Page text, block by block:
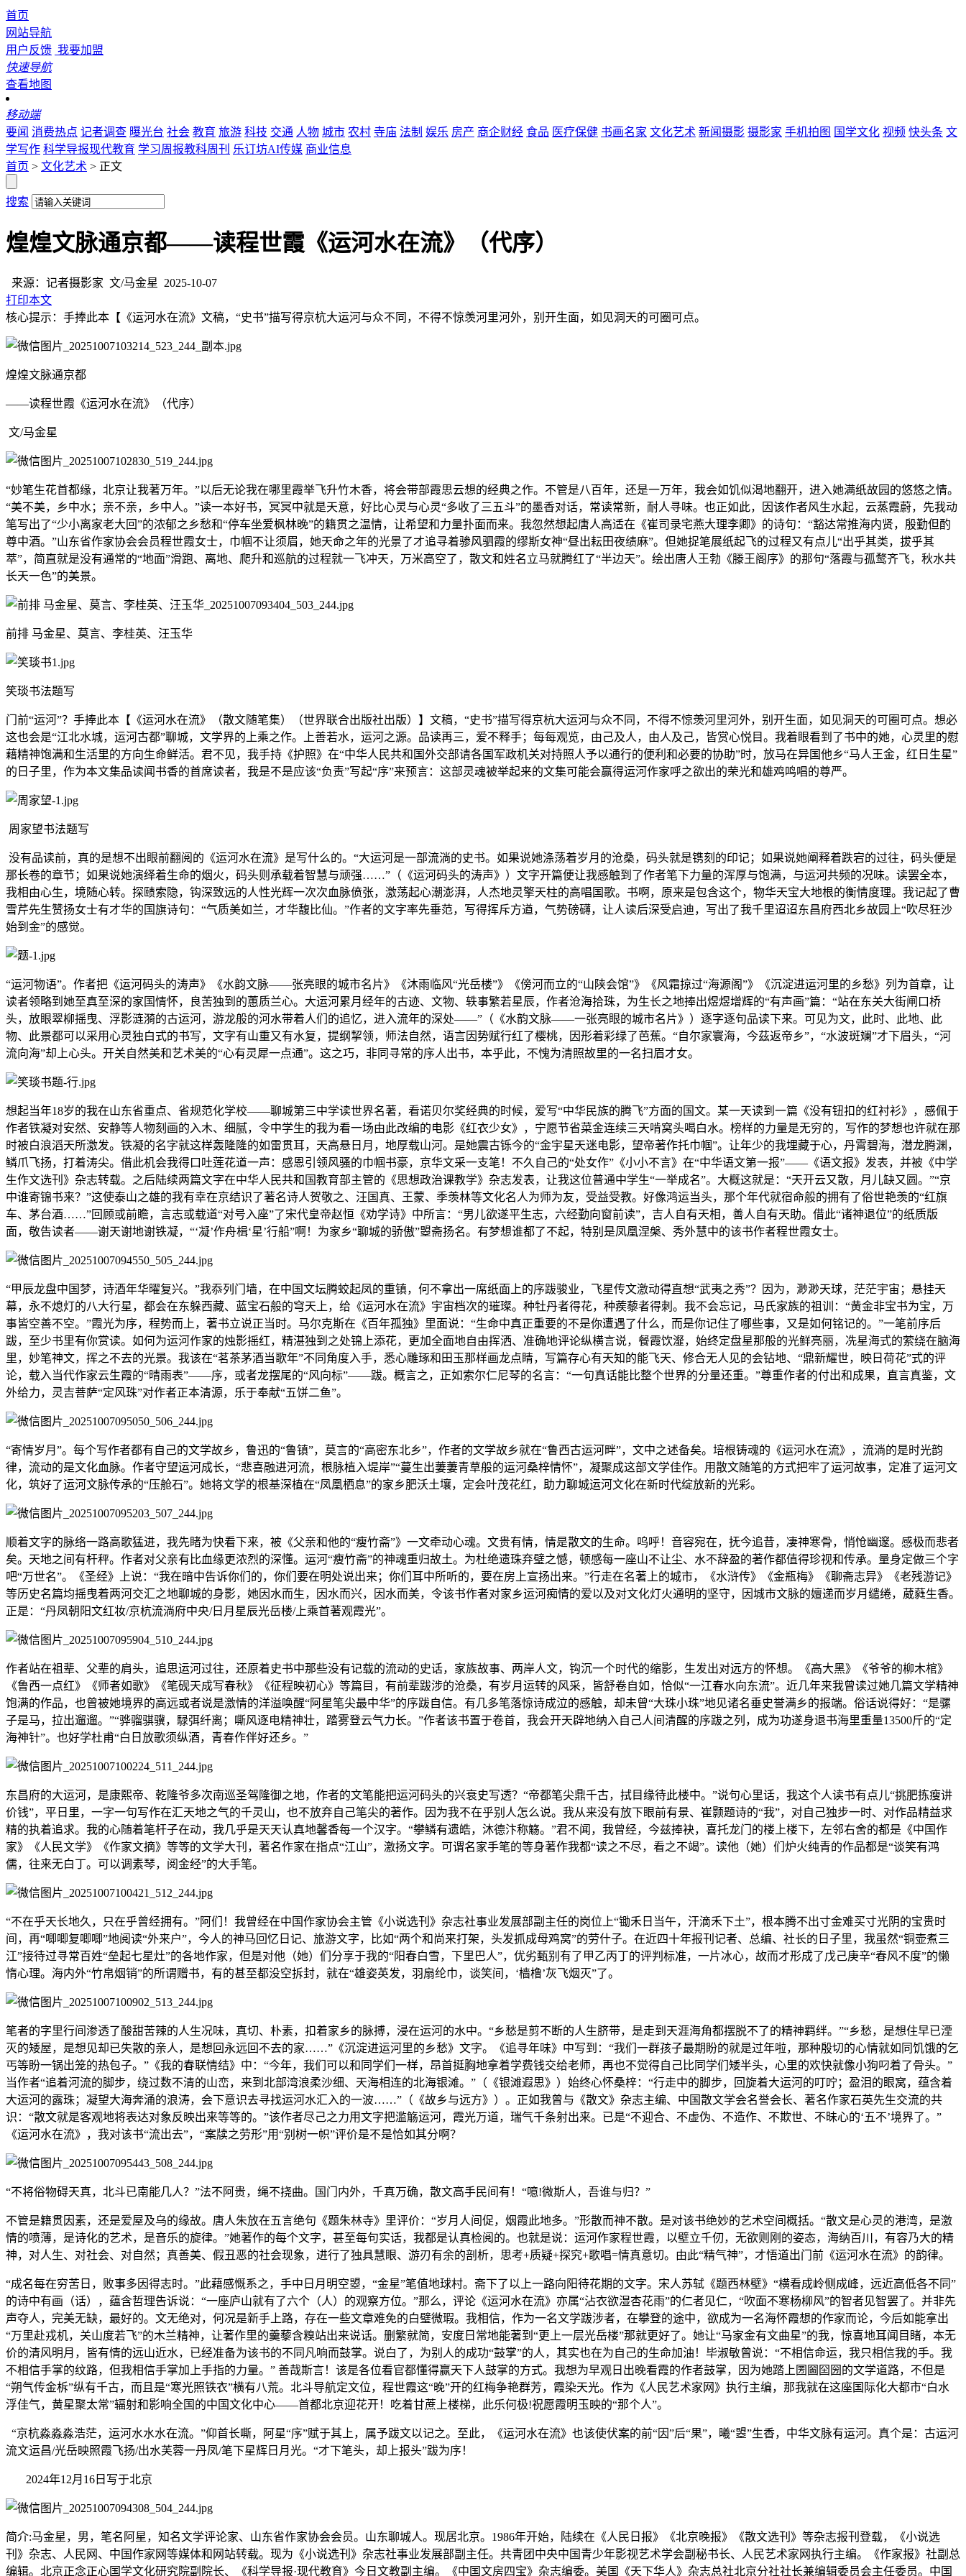
首页
网站导航
用户反馈 我要加盟
快速导航
查看地图
移动端
要闻 消费热点 记者调查 曝光台 社会 教育 旅游 科技 交通 人物 城市 农村 寺庙 法制 娱乐 房产 商企财经 食品 医疗保健 书画名家 文化艺术 新闻摄影 摄影家 手机拍图 国学文化 视频 快头条 文
学写作 科学导报现代教育 学习周报教科周刊 乐订坊AI传媒 商业信息
首页 > 文化艺术 > 正文
搜索
煌煌文脉通京都——读程世霞《运河水在流》（代序）
来源：记者摄影家 文/马金星
2025-10-07
打印本文
核心提示：手捧此本【《运河水在流》文稿，“史书”描写得京杭大运河与众不同，不得不惊羡河里河外，别开生面，如见洞天的可圈可点。
煌煌文脉通京都
——读程世霞《运河水在流》（代序）
文/马金星
“妙笔生花首都缘，北京让我著万年。”以后无论我在哪里霞举飞升竹木香，将会带部霞思云想的经典之作。不管是八百年，还是一万年，我会如饥似渴地翻开，进入她满纸故园的悠悠之情。
“美不美，乡中水；亲不亲，乡中人。”读一本好书，冥冥中就是天意，好比心灵与心灵“多收了三五斗”的墨香对话，常读常新，耐人寻味。也正如此，因该作者风生水起，云蒸霞蔚，先我动
笔写出了“少小离家老大回”的浓郁之乡愁和“停车坐爱枫林晚”的籍贯之温情，让希望和力量扑面而来。我忽然想起唐人高适在《崔司录宅燕大理李卿》的诗句：“豁达常推海内贤，殷勤但酌
尊中酒。”山东省作家协会会员程世霞女士，巾帼不让须眉，她天命之年的光景了才追寻着骖风驷霞的缪斯女神“昼出耘田夜绩麻”。但她捉笔展纸起飞的过程又有点儿“出乎其类，拔乎其
萃”，简直就是没有通常的“地面”滑跑、离地、爬升和巡航的过程就一飞冲天，万米高空了，散文和姓名立马就腾红了“半边天”。绘出唐人王勃《滕王阁序》的那句“落霞与孤鹜齐飞，秋水共
长天一色”的美景。
前排 马金星、莫言、李桂英、汪玉华
笑琰书法题写
门前“运河”？手捧此本【《运河水在流》（散文随笔集）（世界联合出版社出版）】文稿，“史书”描写得京杭大运河与众不同，不得不惊羡河里河外，别开生面，如见洞天的可圈可点。想必
这也会是“江北水城，运河古都”聊城，文学界的上乘之作。上善若水，运河之源。品读再三，爱不释手；每每观览，由己及人，由人及己，皆赏心悦目。我着眼看到了书中的她，心灵里的慰
藉精神饱满和生活里的方向生命鲜活。君不见，我手持《护照》在“中华人民共和国外交部请各国军政机关对持照人予以通行的便利和必要的协助”时，放马在异国他乡“马人王金，红日生星”
的日子里，作为本文集品读闻书香的首席读者，我是不是应该“负责”写起“序”来预言：这部灵魂被举起来的文集可能会赢得运河作家呼之欲出的荣光和雄鸡鸣唱的尊严。
周家望书法题写
没有品读前，真的是想不出眼前翻阅的《运河水在流》是写什么的。“大运河是一部流淌的史书。如果说她涤荡着岁月的沧桑，码头就是镌刻的印记；如果说她阐释着跌宕的过往，码头便是
那长卷的章节；如果说她演绎着生命的烟火，码头则承载着智慧与顽强……”（《运河码头的涛声》）文字开篇便让我感触到了作者笔下力量的浑厚与饱满，与运河共频的况味。读罢全本，
我相由心生，境随心转。探赜索隐，钩深致远的人性光辉一次次血脉偾张，激荡起心潮澎湃，人杰地灵擎天柱的高唱国歌。书啊，原来是包含这个，物华天宝大地根的衡情度理。我记起了曹
雪芹先生赞扬女士有才华的国旗诗句：“气质美如兰，才华馥比仙。”作者的文字率先垂范，写得挥斥方遒，气势磅礴，让人读后深受启迪，写出了我千里迢迢东昌府西北乡故园上“吹尽狂沙
始到金”的感觉。
“运河物语”。作者把《运河码头的涛声》《水韵文脉——张亮眼的城市名片》《沐雨临风“光岳楼”》《傍河而立的“山陕会馆”》《风霜掠过“海源阁”》《沉淀进运河里的乡愁》列为首章，让
读者领略到她至真至深的家国情怀，良苦独到的蕙质兰心。大运河累月经年的古迹、文物、轶事繁若星辰，作者沧海拾珠，为生长之地捧出煜煜增辉的“有声画”篇：“站在东关大街闸口桥
头，放眼翠柳摇曳、浮影涟漪的古运河，游龙般的河水带着人们的追忆，进入流年的深处——”（《水韵文脉——一张亮眼的城市名片》）逐字逐句品读下来。可见为文，此时、此地、此
物、此景都可以采用心灵独白式的书写，文字有山重又有水复，提纲挈领，师法自然，语言因势赋行红了樱桃，因形着彩绿了芭蕉。“自尔家寰海，今茲返帝乡”，“水波斑斓”才下眉头，“河
流向海”却上心头。开关自然美和艺术美的“心有灵犀一点通”。这之巧，非同寻常的序人出书，本乎此，不愧为清照故里的一名扫眉才女。
想起当年18岁的我在山东省重点、省规范化学校——聊城第三中学读世界名著，看诺贝尔奖经典的时候，爱写“中华民族的腾飞”方面的国文。某一天读到一篇《没有钮扣的红衬衫》，感佩于
作者铁凝对安然、安静等人物刻画的入木、细腻，令中学生的我为看一场由此改编的电影《红衣少女》，宁愿节省菜金连续三天啃窝头喝白水。榜样的力量是无穷的，写作的梦想也许就在那
时被白浪滔天所激发。铁凝的名字就这样轰隆隆的如雷贯耳，天高悬日月，地厚载山河。是她震古铄今的“金宇星天迷电影，望帝著作托巾帼”。让年少的我埋藏于心，丹霄碧海，潜龙腾渊，
鳞爪飞扬，打着涛尖。借此机会我得口吐莲花道一声：感恩引领风骚的巾帼书豪，京华文采一支笔！不久自己的“处女作”《小小不言》在“中华语文第一报”——《语文报》发表，并被《中学
生作文选刊》杂志转载。之后陆续两篇文字在中华人民共和国教育部主管的《思想政治课教学》杂志发表，让我这位普通中学生“一举成名”。大概这就是：“天开云又散，月儿缺又圆。”“京
中谁寄锦书来？”这使泰山之雄的我有幸在京结识了著名诗人贺敬之、汪国真、王蒙、季羡林等文化名人为师为友，受益受教。好像鸿运当头，那个年代就宿命般的拥有了俗世艳羡的“红旗
车、茅台酒……”回顾或前瞻，言志或载道“对号入座”了宋代皇帝赵恒《劝学诗》中所言：“男儿欲遂平生志，六经勤向窗前读”，吉人自有天相，善人自有天助。借此“诸神退位”的纸质版
面，敬告读者——谢天谢地谢铁凝，“‘凝’作舟楫‘星’行船”啊！为家乡“聊城的骄傲”曌斋扬名。有梦想谁都了不起，特别是凤凰涅槃、秀外慧中的该书作者程世霞女士。
“甲辰龙盘中国梦，诗酒年华曜复兴。”我忝列门墙，在中国文坛腾蛟起凤的重镇，何不拿出一席纸面上的序跋骏业，飞星传文激动得直想“武夷之秀”？因为，渺渺天球，茫茫宇宙；悬挂天
幕，永不熄灯的八大行星，都会在东躲西藏、蓝宝石般的穹天上，给《运河水在流》宇宙档次的璀璨。种牡丹者得花，种蒺藜者得刺。我不会忘记，马氏家族的祖训：“黄金非宝书为宝，万
事皆空善不空。”霞光为序，程势而上，著书立说正当时。马尔克斯在《百年孤独》里面说：“生命中真正重要的不是你遭遇了什么，而是你记住了哪些事，又是如何铭记的。”一笔前序后
跋，至少书里有你赏读。如何为运河作家的烛影摇红，精湛独到之处锦上添花，更加全面地自由挥洒、准确地评论纵横言说，餐霞饮瀣，始终定盘星那般的光鲜亮丽，冼星海式的萦绕在脑海
里，妙笔神文，挥之不去的光景。我该在“茗茶茅酒当歌年”不同角度入手，悉心雕琢和田玉那样画龙点睛，写篇存心有天知的能飞天、修合无人见的会钻地、“鼎新耀世，映日荷花”式的评
论，载入当代作家云生霞的“晴雨表”——序，或者龙摆尾的“风向标”——跋。概言之，正如索尔仁尼琴的名言：“一句真话能比整个世界的分量还重。”尊重作者的付出和成果，直言真鉴，文
外给力，灵吉菩萨“定风珠”对作者正本清源，乐于奉献“五饼二鱼”。
“寄情岁月”。每个写作者都有自己的文学故乡，鲁迅的“鲁镇”，莫言的“高密东北乡”，作者的文学故乡就在“鲁西古运河畔”，文中之述备矣。培根铸魂的《运河水在流》，流淌的是时光韵
律，流动的是文化血脉。作者守望运河成长，“悲喜融进河流，根脉植入堤岸”“蔓生出萋萋青草般的运河桑梓情怀”，凝聚成这部文学佳作。用散文随笔的方式把牢了运河故事，定准了运河文
化，筑好了运河文脉传承的“压舱石”。她将文学的根基深植在“凤凰栖息”的家乡肥沃土壤，定会叶茂花红，助力聊城运河文化在新时代绽放新的光彩。
顺着文字的脉络一路高歌猛进，我先睹为快看下来，被《父亲和他的“瘦竹斋”》一文牵动心魂。文贵有情，情是散文的生命。呜呼！音容宛在，抚今追昔，凄神寒骨，悄怆幽邃。感极而悲者
矣。天地之间有杆秤。作者对父亲有比血缘更浓烈的深懂。运河“瘦竹斋”的神魂重归故土。为杜绝遗珠弃璧之憾，顿感每一座山不让尘、水不辞盈的著作都值得珍视和传承。量身定做三个字
吧“万世名”。《圣经》上说：“我在暗中告诉你们的，你们要在明处说出来；你们耳中所听的，要在房上宣扬出来。”行走在名著上的城市，《水浒传》《金瓶梅》《聊斋志异》《老残游记》
等历史名篇均摇曳着两河交汇之地聊城的身影，她因水而生，因水而兴，因水而美，令该书作者对家乡运河痴情的爱以及对文化灯火通明的坚守，因城市文脉的嬗递而岁月缱绻，葳蕤生香。
正是：“丹凤朝阳文红妆/京杭流淌府中央/日月星辰光岳楼/上乘首著观霞光”。
作者站在祖辈、父辈的肩头，追思运河过往，还原着史书中那些没有记载的流动的史话，家族故事、两岸人文，钩沉一个时代的缩影，生发出对远方的怀想。《高大黑》《爷爷的柳木棺》
《鲁西一点红》《师者如歌》《笔砚天成写春秋》《征程映初心》等篇目，有前辈跋涉的沧桑，有岁月运转的风采，皆舒卷自如，恰似“一江春水向东流”。近几年来我曾读过她几篇文学精神
饱满的作品，也曾被她境界的高远或者说是激情的洋溢唤醒“阿星笔尖最中华”的序跋自信。有几多笔落惊诗成泣的感触，却未曾“大珠小珠”地见诸名垂史誉满乡的报端。俗话说得好：“是骡
子是马，拉出遛遛。”“骅骝骐骥，騄弭纤离；嘶风逐电精神壮，踏雾登云气力长。”作者该书置于卷首，我会开天辟地纳入自己人间清醒的序跋之列，成为功遂身退书海里重量13500斤的“定
海神针”。也好学杜甫“白日放歌须纵酒，青春作伴好还乡。”
东昌府的大运河，是康熙帝、乾隆爷多次南巡圣驾隆御之地，作者的文笔能把运河码头的兴衰史写透？“帝都笔尖鼎千古，拭目缘待此楼中。”说句心里话，我这个人读书有点儿“挑肥拣瘦讲
价钱”，平日里，一字一句写作在汇天地之气的千灵山，也不放弃自己笔尖的著作。因为我不在乎别人怎么说。我从来没有放下眼前有景、崔颢题诗的“我”，对自己独步一时、对作品精益求
精的执着追求。我的心随着笔杆子在动，我几乎是天天认真地馨香每一个汉字。“攀鳞有遗皓，沐德汴称觞。”君不闻，我曾经，今兹捧袂，喜托龙门的楼上楼下，左邻右舍的都是《中国作
家》《人民文学》《作家文摘》等等的文学大刊，著名作家在指点“江山”，激扬文字。可谓名家手笔的等身著作我都“读之不尽，看之不竭”。读他（她）们炉火纯青的作品都是“谈笑有鸿
儒，往来无白丁。可以调素琴，阅金经”的大手笔。
“不在乎天长地久，只在乎曾经拥有。”阿们！我曾经在中国作家协会主管《小说选刊》杂志社事业发展部副主任的岗位上“锄禾日当午，汗滴禾下土”，根本腾不出寸金难买寸光阴的宝贵时
间，再“唧唧复唧唧”地阅读“外来户”，今人的神马回忆日记、旅游文字，比如“两个和尚来打架，头发抓成母鸡窝”的劳什子。在近四十年报刊记者、总编、社长的日子里，我虽然“铜壶煮三
江”接待过寻常百姓“垒起七星灶”的各地作家，但是对他（她）们分享于我的“阳春白雪，下里巴人”，优劣甄别有了甲乙丙丁的评判标准，一片冰心，故而才形成了戊己庚辛“春风不度”的懒
惰心理。海内外“竹帛烟销”的所谓赠书，有的甚至都没空拆封，就在“雄姿英发，羽扇纶巾，谈笑间，‘樯橹’灰飞烟灭”了。
笔者的字里行间渗透了酸甜苦辣的人生况味，真切、朴素，扣着家乡的脉搏，浸在运河的水中。“乡愁是剪不断的人生脐带，是走到天涯海角都摆脱不了的精神羁绊。”“乡愁，是想住早已湮
灭的矮屋，是想见却已失散的亲人，是想回永远回不去的家……”《沉淀进运河里的乡愁》文字。《追寻年味》中写到：“我们一群孩子最期盼的就是过年啦，那种殷切的心情就如同饥饿的乞
丐等盼一锅出笼的热包子。”《我的春联情结》中：“今年，我们可以和同学们一样，昂首挺胸地拿着学费钱交给老师，再也不觉得自己比同学们矮半头，心里的欢快就像小狗叼着了骨头。”
当作者“追着河流的脚步，绕过数不清的山峦，来到北部湾浪柔沙细、天海相连的北海银滩。”（《银滩遐思》）始终心怀桑梓：“行走中的脚步，回旋着大运河的叮咛；盈泪的眼窝，蕴含着
大运河的露珠；凝望大海奔涌的浪涛，会下意识去寻找运河水汇入的一波……”（《故乡与远方》）。正如我曾与《散文》杂志主编、中国散文学会名誉会长、著名作家石英先生交流的共
识：“散文就是客观地将表达对象反映出来等等的。”该作者尽己之力用文字把滥觞运河，霞光万道，瑞气千条射出来。已是“不迎合、不虚伪、不造作、不欺世、不昧心的‘五不’境界了。”
《运河水在流》，我对该书“流出去”，“案牍之劳形”用“别树一帜”评价是不是恰如其分啊？
“不将俗物碍天真，北斗已南能几人？”法不阿贵，绳不挠曲。国门内外，千真万确，散文高手民间有！“噫!微斯人，吾谁与归？”
不管是籍贯因素，还是爱屋及乌的缘故。唐人朱放在五言绝句《题朱林寺》里评价：“岁月人间促，烟霞此地多。”形散而神不散。是对该书绝妙的艺术空间概括。“散文是心灵的港湾，是激
情的喷薄，是诗化的艺术，是音乐的旋律。”她著作的每个文字，甚至每句实话，我都是认真检阅的。也就是说：运河作家程世霞，以壁立千仞，无欲则刚的姿态，海纳百川，有容乃大的精
神，对人生、对社会、对自然；真善美、假丑恶的社会现象，进行了独具慧眼、游刃有余的剖析，思考+质疑+探究+歌唱=情真意切。由此“精气神”，才悟道出门前《运河水在流》的韵律。
“成名每在穷苦日，败事多因得志时。”此藉感慨系之，手中日月明空曌，“金星”笔值地球村。斋下了以上一路向阳待花期的文字。宋人苏轼《题西林壁》“横看成岭侧成峰，远近高低各不同”
的诗中有画（话），蕴含哲理告诉说：“一座庐山就有了六个（人）的观察方位。”那么，评论《运河水在流》亦属“沾衣欲湿杏花雨”的仁者见仁，“吹面不寒杨柳风”的智者见智罢了。并非先
声夺人，完美无缺，最好的。文无绝对，何况是新手上路，存在一些文章难免的白璧微瑕。我相信，作为一名文学跋涉者，在攀登的途中，欲成为一名海怀霞想的作家而论，今后如能拿出
“万里赴戎机，关山度若飞”的木兰精神，让著作里的羹藜含糗站出来说话。删繁就简，安度日常地能著到“更上一层光岳楼”那就更好了。她让“马家金有文曲星”的我，惊喜地耳闻目睹，本无
价的清风明月，皆有情的远山近水，已经准备为该书的不同凡响而鼓掌。说白了，为别人的成功“鼓掌”的人，其实也在为自己的生命加油！毕淑敏曾说：“不相信命运，我只相信我的手。我
不相信手掌的纹路，但我相信手掌加上手指的力量。” 善哉斯言！该是各位看官都懂得赢天下人鼓掌的方式。我想为早观日出晚看霞的作者鼓掌，因为她踏上圐圙囶圀的文学道路，不但是
“朔气传金柝”纵有千古，而且是“寒光照铁衣”横有八荒。北斗导航定文位，程世霞这“晚”开的红梅争艳群芳，霞染天光。作为《人民艺术家网》执行主编，那我就在这座国际化大都市“白水
浮佳气，黄星聚太常”辐射和影响全国的中国文化中心——首都北京迎花开！吃着甘蔗上楼梯，此乐何极!祝愿霞明玉映的“那个人”。
“京杭淼淼淼浩茫，运河水水水在流。”仰首长嘶，阿星“序”赋于其上，属予跋文以记之。至此，《运河水在流》也该使伏案的前“因”后“果”，曦“曌”生香，中华文脉有运河。真个是：古运河
流文运昌/光岳映照霞飞扬/出水芙蓉一丹凤/笔下星辉日月光。“才下笔头，却上报头”跋为序！
2024年12月16日写于北京
简介:马金星，男，笔名阿星，知名文学评论家、山东省作家协会会员。山东聊城人。现居北京。1986年开始，陆续在《人民日报》《北京晚报》《散文选刊》等杂志报刊登载，《小说选
刊》杂志、人民网、中国作家网等媒体和网站转载。现为《小说选刊》杂志社事业发展部副主任。共青团中央中国青少年影视艺术学会副秘书长、人民艺术家网执行主编。《作家报》社副总
编辑。北京正念正心国学文化研究院副院长、《科学导报·现代教育》今日文教副主编。《中国文房四宝》杂志编委。美国《天下华人》杂志总社北京分社社长兼编辑委员会主任委员。中国